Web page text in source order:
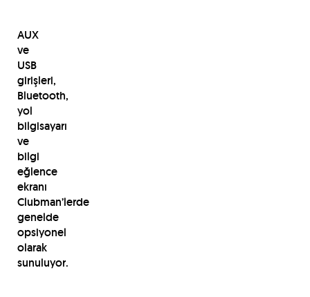
AUX
ve
USB
girişleri,
Bluetooth,
yol
bilgisayarı
ve
bilgi
eğlence
ekranı
Clubman’lerde
genelde
opsiyonel
olarak
sunuluyor.